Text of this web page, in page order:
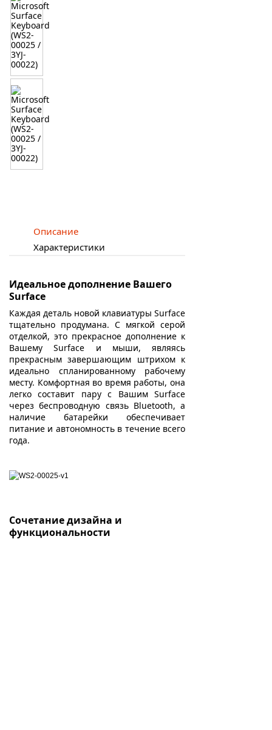
Описание
Характеристики
Идеальное дополнение Вашего
Surface
Каждая деталь новой клавиатуры Surface
тщательно продумана. С мягкой серой
отделкой, это прекрасное дополнение к
Вашему Surface и мыши, являясь
прекрасным завершающим штрихом к
идеально спланированному рабочему
месту. Комфортная во время работы, она
легко составит пару с Вашим Surface
через беспроводную связь Bluetooth, а
наличие батарейки обеспечивает
питание и автономность в течение всего
года.
Сочетание дизайна и
функциональности